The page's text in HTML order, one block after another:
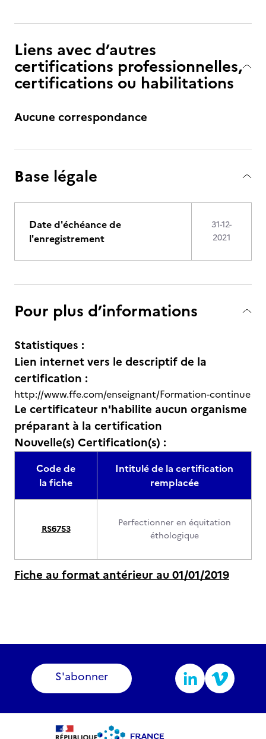
Liens avec d’autres
certifications professionnelles,
certifications ou habilitations
Aucune correspondance
Base légale
Date d'échéance de
l'enregistrement
31-12-
2021
Pour plus d’informations
Statistiques :
Lien internet vers le descriptif de la
certification :
http://www.ffe.com/enseignant/Formation-continue
Le certificateur n'habilite aucun organisme
préparant à la certification
Nouvelle(s) Certification(s) :
Code de
la fiche
Intitulé de la certification
remplacée
RS6753
Perfectionner en équitation
éthologique
Fiche au format antérieur au 01/01/2019
S'abonner